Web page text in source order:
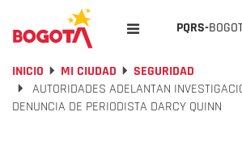
PQRS-
INICIO MI CIUDAD
SEGURIDAD
AUTORIDADES ADELANTAN
DENUNCIA DE PERIODISTA DARCY QUINN